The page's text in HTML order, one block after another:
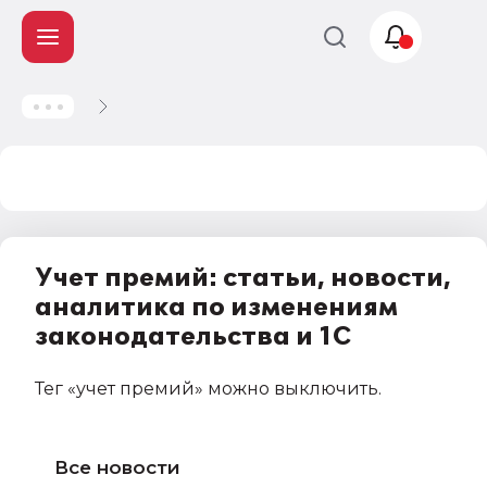
Учет премий: статьи, новости,
аналитика по изменениям
законодательства и 1С
Тег «учет премий» можно выключить.
Все новости
Учет и